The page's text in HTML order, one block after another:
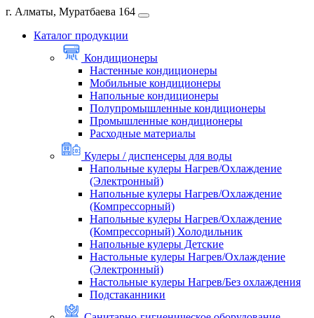
г. Алматы, Муратбаева 164
Каталог продукции
Кондиционеры
Настенные кондиционеры
Мобильные кондиционеры
Напольные кондиционеры
Полупромышленные кондиционеры
Промышленные кондиционеры
Расходные материалы
Кулеры / диспенсеры для воды
Напольные кулеры Нагрев/Охлаждение
(Электронный)
Напольные кулеры Нагрев/Охлаждение
(Компрессорный)
Напольные кулеры Нагрев/Охлаждение
(Компрессорный) Холодильник
Напольные кулеры Детские
Настольные кулеры Нагрев/Охлаждение
(Электронный)
Настольные кулеры Нагрев/Без охлаждения
Подстаканники